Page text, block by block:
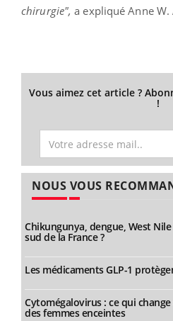
chirurgie", a expliqué Anne
Vous aimez cet article ?
!
NOUS VOUS
Chikungunya, dengue, West
sud de la France ?
Les médicaments GLP-1
Cytomégalovirus : ce qui
des femmes enceintes